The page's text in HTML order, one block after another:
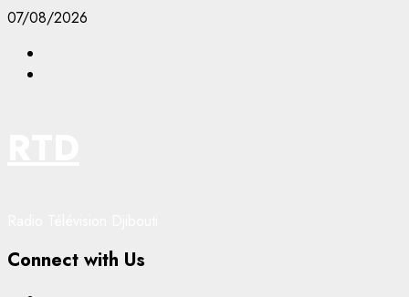
Aller
contenu
07/08/2026
Connect with Us